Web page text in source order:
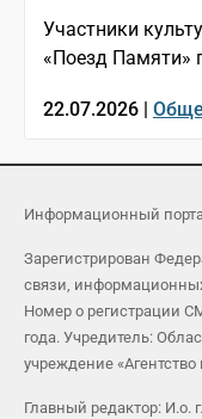
Участники
«Поезд Памяти»
22.07.2026 |
Информационный
Зарегистрирован
связи,
Номер о регистрации
года. Учредитель:
учреждение
Главный редактор: И.о.